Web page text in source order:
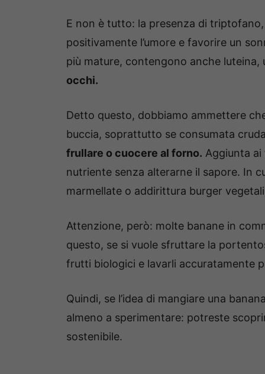
E non è tutto: la presenza di
positivamente l’umore e favorire un
più mature, contengono anche luteina,
occhi.
Detto questo, dobbiamo ammettere
buccia, soprattutto se consumata
frullare o cuocere al forno. Aggiunta
nutriente senza alterarne il sapore. In
marmellate o addirittura burger
Attenzione, però: molte banane in
questo, se si vuole sfruttare la
frutti biologici e lavarli accuratamente
Quindi, se l’idea di mangiare una
almeno a sperimentare: potreste
sostenibile.